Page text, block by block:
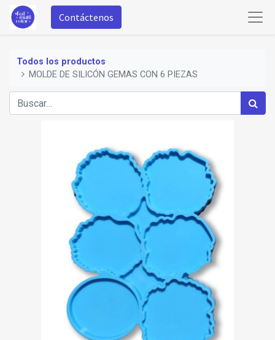
Contáctenos
Todos los productos
MOLDE DE SILICÓN GEMAS CON 6 PIEZAS